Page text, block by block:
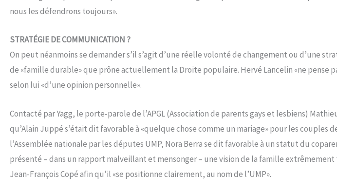
nous les défendrons toujours».
STRATÉGIE DE COMMUNICATION ?
On peut néanmoins se demander s’il s’agit d’une réelle volonté de changement ou d’une
de «famille durable» que prône actuellement la Droite populaire. Hervé Lancelin «ne pense
selon lui «d’une opinion personnelle».
Contacté par Yagg, le porte-parole de l’APGL (Association de parents gays et lesbiens)
qu’Alain Juppé s’était dit favorable à «quelque chose comme un mariage» pour les couples
l’Assemblée nationale par les députes UMP, Nora Berra se dit favorable à un statut du
présenté – dans un rapport malveillant et mensonger – une vision de la famille extrêmement
Jean-François Copé afin qu’il «se positionne clairement, au nom de l’UMP».